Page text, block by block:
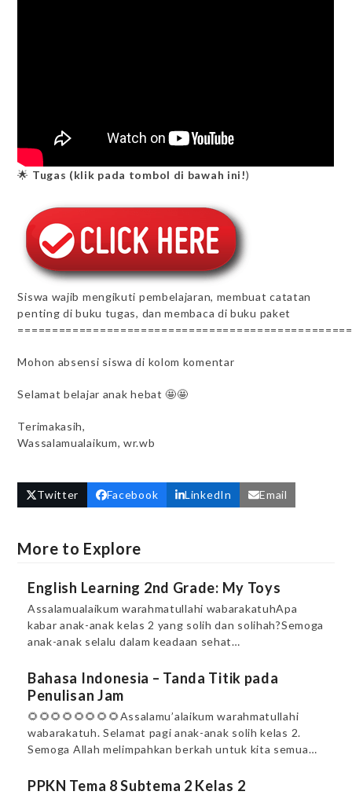
🌟 Tugas (klik pada tombol di bawah ini!)
Siswa wajib mengikuti pembelajaran, membuat catatan
penting di buku tugas, dan membaca di buku paket
Mohon absensi siswa di kolom komentar
Selamat belajar anak hebat 🤩🤩
Terimakasih,
Wassalamualaikum, wr.wb
Twitter Facebook LinkedIn Email
More to Explore
English Learning 2nd Grade: My Toys
Assalamualaikum warahmatullahi wabarakatuhApa
kabar anak-anak kelas 2 yang solih dan solihah?Semoga
anak-anak selalu dalam keadaan sehat…
Bahasa Indonesia – Tanda Titik pada
Penulisan Jam
🌻🌻🌻🌻🌻🌻🌻🌻Assalamu’alaikum warahmatullahi
wabarakatuh. Selamat pagi anak-anak solih kelas 2.
Semoga Allah melimpahkan berkah untuk kita semua…
PPKN Tema 8 Subtema 2 Kelas 2